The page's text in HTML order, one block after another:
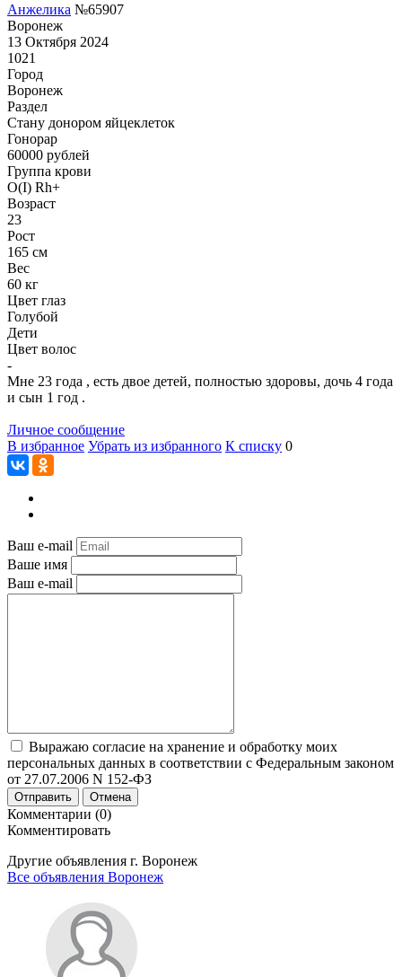
Анжелика №65907
Воронеж
13 Октября 2024
1021
Город
Воронеж
Раздел
Стану донором яйцеклеток
Гонoрар
60000 рублей
Группа крови
O(I) Rh+
Возраст
23
Рост
165 см
Вес
60 кг
Цвет глаз
Голубой
Дети
Цвет волос
-
Мне 23 года , есть двое детей, полностью здоровы, дочь 4 года
и сын 1 год .
Личное сообщение
В избранное Убрать из избранного К списку 0
Ваш e-mail
Ваше имя
Ваш e-mail
Выражаю согласие на хранение и обработку моих
персональных данных в соответствии с Федеральным законом
от 27.07.2006 N 152-ФЗ
Отправить Отмена
Комментарии (0)
Комментировать
Другие объявления г. Воронеж
Все объявления Воронеж